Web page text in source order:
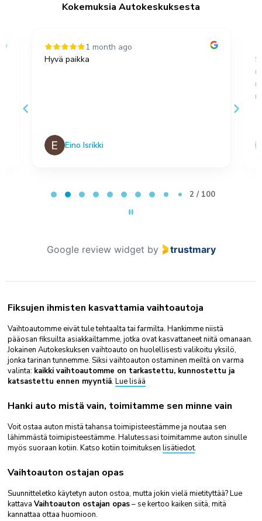
Kokemuksia Autokeskuksesta
1 month ago
Hyvä paikka
Eino Isrikki
2 / 100
Google review widget by trustmary
Fiksujen ihmisten kasvattamia vaihtoautoja
Vaihtoautomme eivät tule tehtaalta tai farmilta. Hankimme niistä
pääosan fiksuilta asiakkailtamme, jotka ovat kasvattaneet niitä omanaan.
Jokainen Autokeskuksen vaihtoauto on huolellisesti valikoitu yksilö,
jonka tarinan tunnemme. Siksi vaihtoauton ostaminen meiltä on varma
valinta: kaikki vaihtoautomme on tarkastettu, kunnostettu ja
katsastettu ennen myyntiä. Lue lisää
Hanki auto mistä vain, toimitamme sen minne vain
Voit ostaa auton mistä tahansa toimipisteestämme ja noutaa sen
lähimmästä toimipisteestämme. Halutessasi toimitamme auton sinulle
myös suoraan kotiin. Katso kotiin toimituksen lisätiedot.
Vaihtoauton ostajan opas
Suunnitteletko käytetyn auton ostoa, mutta jokin vielä mietityttää? Lue
kattava Vaihtoauton ostajan opas– se kertoo kaiken siitä, mitä
kannattaa ottaa huomioon.